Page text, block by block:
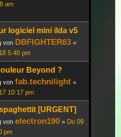
am
logiciel mini ilda v5
von DBFIGHTER63 «
5:40 pm
Beyond ?
von fab.technilight «
10:17 pm
[URGENT]
von electron190 « Do 09
pm